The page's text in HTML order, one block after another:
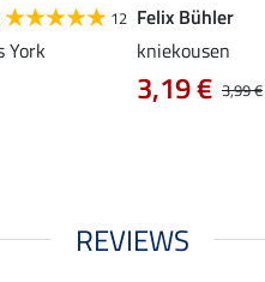
12
York
Felix Bühler
kniekousen
3,99 €
3,19 €
REVIEWS